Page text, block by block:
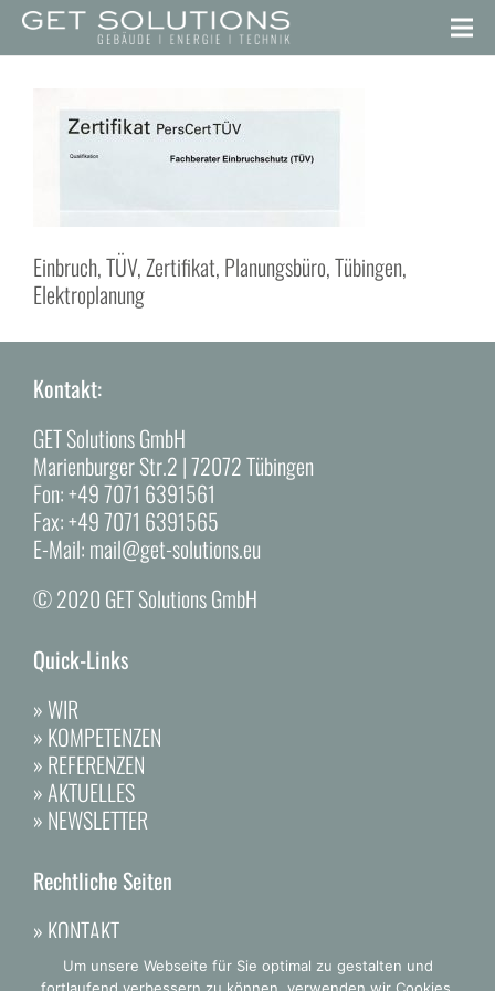
Einbruch, TÜV, Zertifikat, Planungsbüro, Tübingen,
Elektroplanung
Kontakt:
GET Solutions GmbH
Marienburger Str.2 | 72072 Tübingen
Fon:+49 7071 6391561
Fax:+49 7071 6391565
E-Mail: mail@get-solutions.eu
© 2020 GET Solutions GmbH
Quick-Links
»WIR
» KOMPETENZEN
» REFERENZEN
»AKTUELLES
» NEWSLETTER
Rechtliche Seiten
» KONTAKT
DATENSCHUTZ
Um unsere Webseite für Sie optimal zu gestalten und